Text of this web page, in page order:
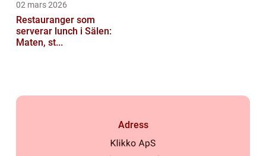
02 mars 2026
Restauranger som
serverar lunch i Sälen:
Maten, st...
Adress